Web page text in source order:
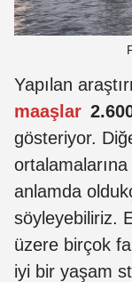
Yapılan
maaşlar
gösteriyor.
ortalamalarına
anlamda
söyleyebiliriz.
üzere birçok
iyi bir yaşam